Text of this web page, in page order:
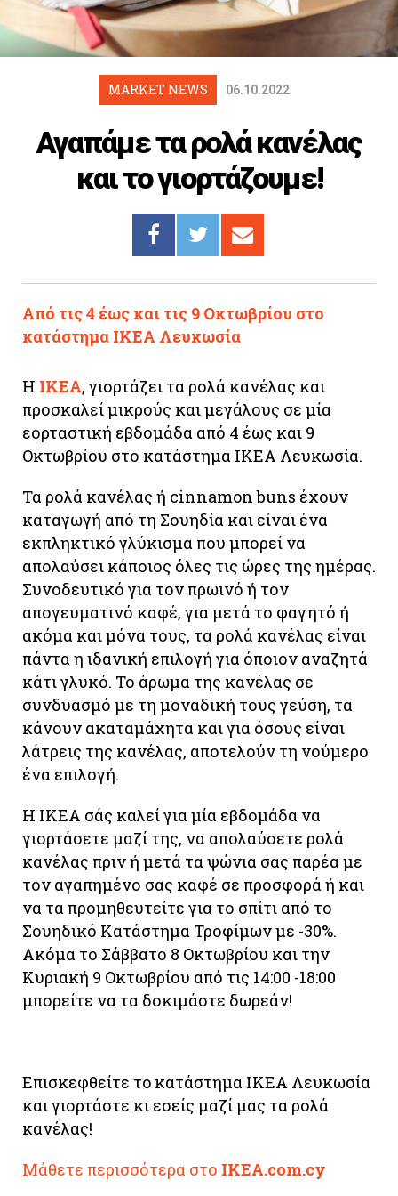
ΣΥΝΔΕΣΜΟΙ
Πρώτο
MARKET NEWS 06.10.2022
Αγαπάμε τα ρολά κανέλας
και το γιορτάζουμε!
Από τις 4 έως και τις 9 Οκτωβρίου στο
κατάστημα ΙΚΕΑ Λευκωσία
Η ΙΚΕΑ, γιορτάζει τα ρολά κανέλας και
προσκαλεί μικρούς και μεγάλους σε μία
εορταστική εβδομάδα από 4 έως και 9
Οκτωβρίου στο κατάστημα IKEA Λευκωσία.
Τα ρολά κανέλας ή cinnamon buns έχουν
καταγωγή από τη Σουηδία και είναι ένα
εκπληκτικό γλύκισμα που μπορεί να
απολαύσει κάποιος όλες τις ώρες της ημέρας.
Συνοδευτικό για τον πρωινό ή τον
απογευματινό καφέ, για μετά το φαγητό ή
ακόμα και μόνα τους, τα ρολά κανέλας είναι
πάντα η ιδανική επιλογή για όποιον αναζητά
κάτι γλυκό. Το άρωμα της κανέλας σε
συνδυασμό με τη μοναδική τους γεύση, τα
κάνουν ακαταμάχητα και για όσους είναι
λάτρεις της κανέλας, αποτελούν τη νούμερο
ένα επιλογή.
Η ΙΚΕΑ σάς καλεί για μία εβδομάδα να
γιορτάσετε μαζί της, να απολαύσετε ρολά
κανέλας πριν ή μετά τα ψώνια σας παρέα με
τον αγαπημένο σας καφέ σε προσφορά ή και
να τα προμηθευτείτε για το σπίτι από το
Σουηδικό Κατάστημα Τροφίμων με -30%.
Ακόμα το Σάββατο 8 Οκτωβρίου και την
Κυριακή 9 Οκτωβρίου από τις 14:00 -18:00
μπορείτε να τα δοκιμάστε δωρεάν!
Επισκεφθείτε τo κατάστημα ΙΚΕΑ Λευκωσία
και γιορτάστε κι εσείς μαζί μας τα ρολά
κανέλας!
Μάθετε περισσότερα στο IKEA.com.cy